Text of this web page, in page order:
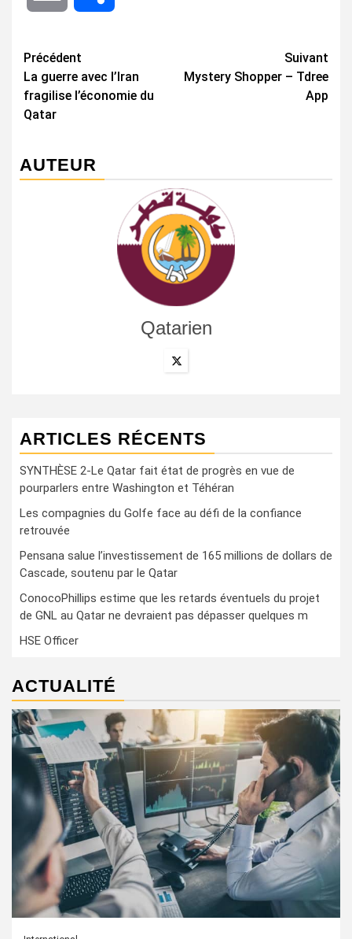
Navigation
d’article
Précédent
La guerre avec l’Iran
fragilise l’économie du
Qatar
Suivant
Mystery Shopper – Tdree
App
AUTEUR
Qatarien
ARTICLES RÉCENTS
SYNTHÈSE 2-Le Qatar fait état de progrès en vue de
pourparlers entre Washington et Téhéran
Les compagnies du Golfe face au défi de la confiance
retrouvée
Pensana salue l’investissement de 165 millions de dollars de
Cascade, soutenu par le Qatar
ConocoPhillips estime que les retards éventuels du projet
de GNL au Qatar ne devraient pas dépasser quelques m
HSE Officer
ACTUALITÉ